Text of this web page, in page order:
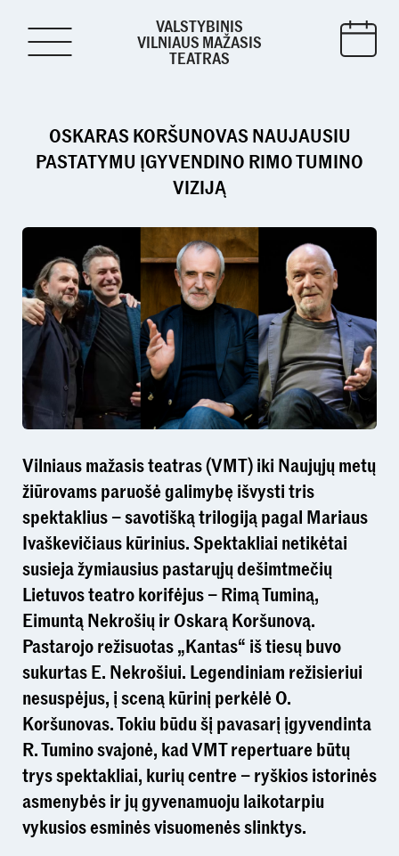
VALSTYBINIS
VILNIAUS MAŽASIS
TEATRAS
OSKARAS KORŠUNOVAS NAUJAUSIU
PASTATYMU ĮGYVENDINO RIMO TUMINO
VIZIJĄ
Vilniaus mažasis teatras (VMT) iki Naujųjų metų
žiūrovams paruošė galimybę išvysti tris
spektaklius – savotišką trilogiją pagal Mariaus
Ivaškevičiaus kūrinius. Spektakliai netikėtai
susieja žymiausius pastarųjų dešimtmečių
Lietuvos teatro korifėjus – Rimą Tuminą,
Eimuntą Nekrošių ir Oskarą Koršunovą.
Pastarojo režisuotas „Kantas“ iš tiesų buvo
sukurtas E. Nekrošiui. Legendiniam režisieriui
nesuspėjus, į sceną kūrinį perkėlė O.
Koršunovas. Tokiu būdu šį pavasarį įgyvendinta
R. Tumino svajonė, kad VMT repertuare būtų
trys spektakliai, kurių centre – ryškios istorinės
asmenybės ir jų gyvenamuoju laikotarpiu
vykusios esminės visuomenės slinktys.